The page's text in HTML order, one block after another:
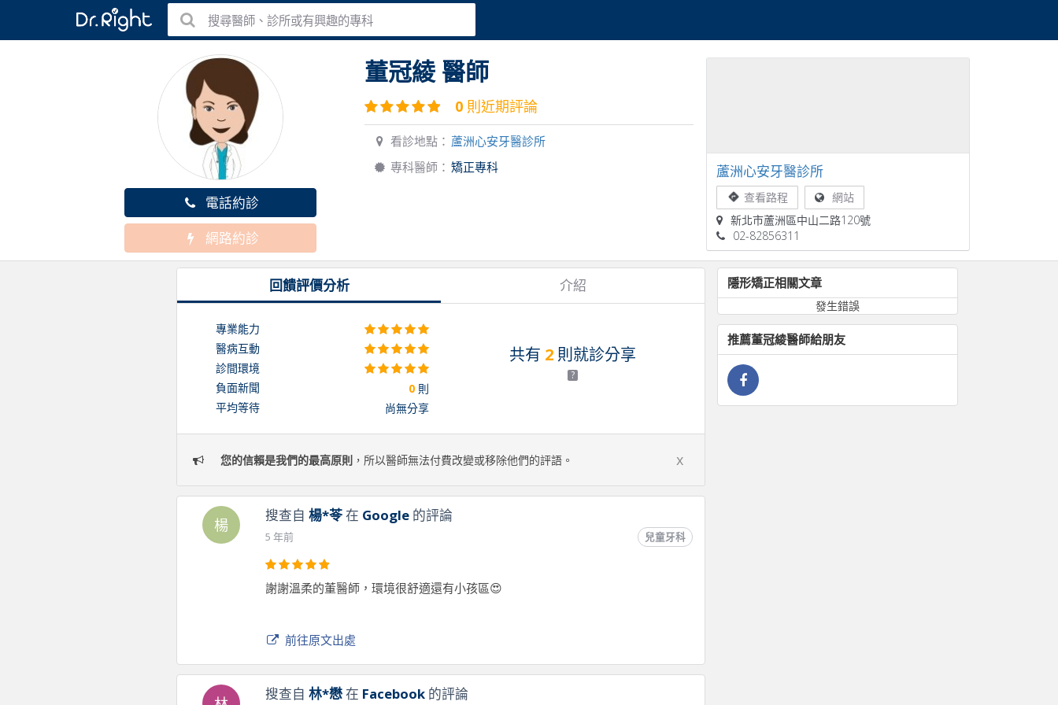
搜尋醫師、診所或有興趣的專科
電話約診
網路約診
董冠綾 醫師
0 則近期評論
看診地點： 蘆洲心安牙醫診所
專科醫師： 矯正專科 蘆洲心安牙醫診所
查看路程
網站
新北市蘆洲區中山二路120號
02-82856311
回饋評價分析 介紹
共有 2 則就診分享
?
專業能力
醫病互動
診間環境
負面新聞
0 則
平均等待
尚無分享
您的信賴是我們的最高原則 ，所以醫師無法付費改變或移除他們的評語。 x
楊
搜查自 楊*苓在 Google的評論
5 年前 兒童牙科
謝謝溫柔的董醫師，環境很舒適還有小孩區😍
前往原文出處
搜查自 林*懋在 Facebook的評論
隱形矯正相關文章
發生錯誤
推薦董冠綾醫師給朋友